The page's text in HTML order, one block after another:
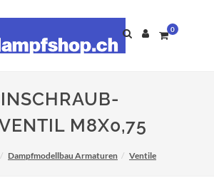
0
M8X0,75
Dampfmodellbau Armaturen Ventile